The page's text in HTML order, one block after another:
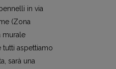
in via
(Zona
murale
tutti aspettiamo
sarà una